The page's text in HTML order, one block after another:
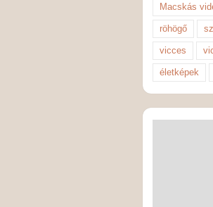
Macskás
röhögő
vicces
életképek